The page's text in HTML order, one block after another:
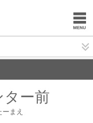
ター前
まえ